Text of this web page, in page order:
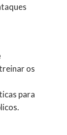
os
para